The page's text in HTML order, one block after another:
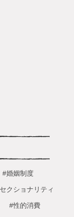
#婚姻制度
クショナリティ
#性的消費